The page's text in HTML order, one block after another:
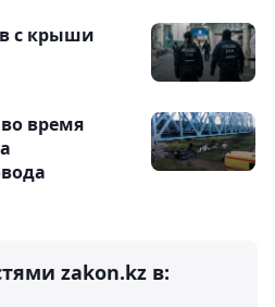
с крыши
время
zakon.kz в: